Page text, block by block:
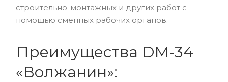
строительно-монтажных и других работ с
помощью сменных рабочих органов.
Преимущества DM-34
«Волжанин»: